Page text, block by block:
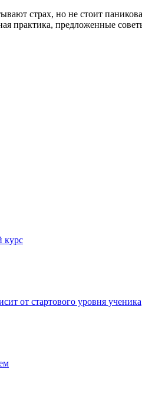
страх, но не стоит
практика, предложенные
курс
от стартового уровня ученика